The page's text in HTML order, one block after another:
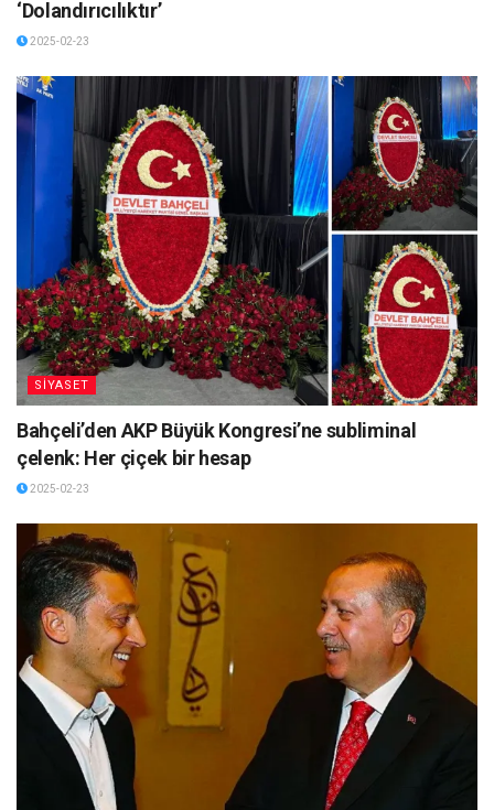
‘Dolandırıcılıktır’
2025-02-23
SİYASET
Bahçeli’den AKP Büyük Kongresi’ne subliminal
çelenk: Her çiçek bir hesap
2025-02-23